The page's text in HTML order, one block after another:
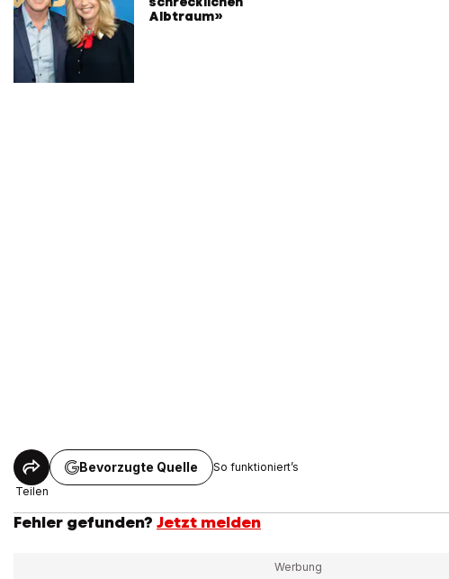
Albtraum»
Teilen
Bevorzugte Quelle So funktioniert’s
Fehler gefunden? Jetzt melden